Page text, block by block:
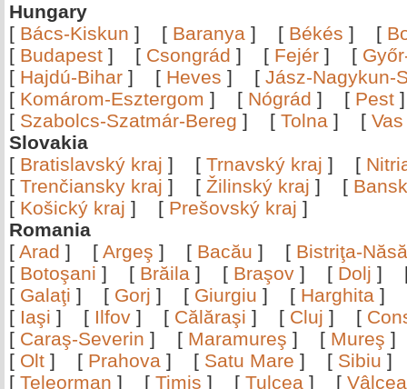
Hungary
[ Bács-Kiskun ] [ Baranya ] [ Békés ] [
[ Budapest ] [ Csongrád ] [ Fejér ] [
[ Hajdú-Bihar ] [ Heves ] [ Jász-Nagykun-
[ Komárom-Esztergom ] [ Nógrád ] [ Pest
[ Szabolcs-Szatmár-Bereg ] [ Tolna ] [ Vas
Slovakia
[ Bratislavský kraj ] [ Trnavský kraj ] [
[ Trenčiansky kraj ] [ Žilinský kraj ] [
[ Košický kraj ] [ Prešovský kraj ]
Romania
[ Arad ] [ Argeş ] [ Bacău ] [ Bistriţa-
[ Botoşani ] [ Brăila ] [ Braşov ] [ Dolj ]
[ Galaţi ] [ Gorj ] [ Giurgiu ] [ Harghita ]
[ Iaşi ] [ Ilfov ] [ Călăraşi ] [ Cluj ] [
[ Caraş-Severin ] [ Maramureş ] [ Mureş
[ Olt ] [ Prahova ] [ Satu Mare ] [ Sibiu
[ Teleorman ] [ Timiş ] [ Tulcea ] [